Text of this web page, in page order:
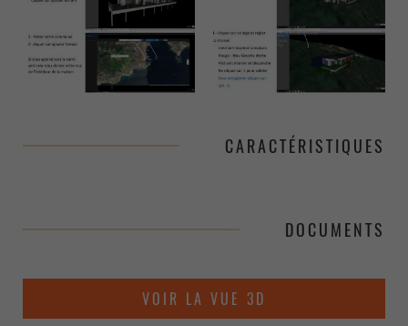
CARACTÉRISTIQUES
DOCUMENTS
VOIR LA VUE 3D